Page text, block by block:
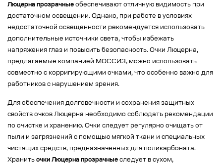
Люцерна прозрачные обеспечивают отличную видимость при
достаточном освещении. Однако, при работе в условиях
недостаточной освещенности рекомендуется использовать
дополнительные источники света, чтобы избежать
напряжения глаз и повысить безопасность. Очки Люцерна,
предлагаемые компанией МОССИЗ, можно использовать
совместно с корригирующими очками, что особенно важно для
работников с нарушением зрения.
Для обеспечения долговечности и сохранения защитных
свойств очков Люцерна необходимо соблюдать рекомендации
по очистке и хранению. Очки следует регулярно очищать от
пыли и загрязнений с помощью мягкой ткани и специальных
чистящих средств, предназначенных для поликарбоната.
Хранить очки Люцерна прозрачные следует в сухом,